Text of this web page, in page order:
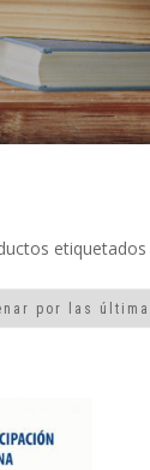
etiquetados